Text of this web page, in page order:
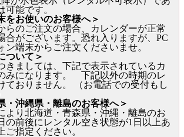
可能です。
をお使いのお客様へ＞
らのご注文の場合、カレンダーが正常
合がございます。恐れ入りますが、PC
ン端末からご注文くださいませ。
ついて＞
きましては、下記で表示されているカ
みになります。 下記以外の時期のレ
ておりません。 （お電話での受付もし
・沖縄県・離島のお客様へ＞
より北海道・青森県・沖縄・離島のお
の前後にレンタル空き状態が1日以上あ
ご指定ください。